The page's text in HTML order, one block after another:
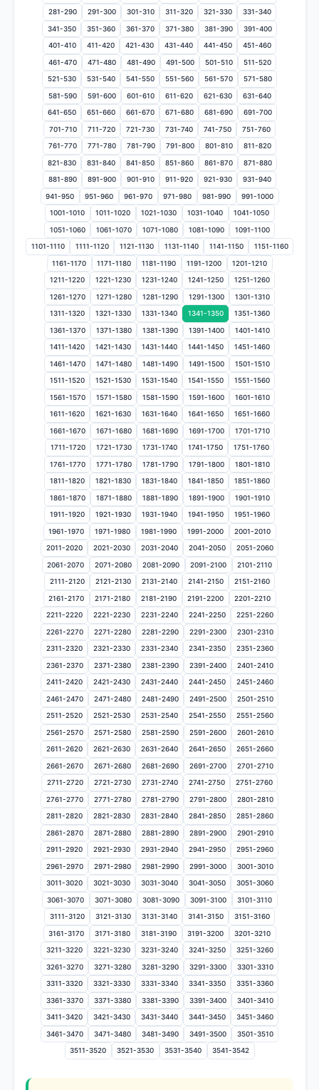
281-290 291-300 301-310 311-320 321-330 331-340
341-350 351-360 361-370 371-380 381-390 391-400
401-410 411-420 421-430 431-440 441-450 451-460
461-470 471-480 481-490 491-500 501-510 511-520
521-530 531-540 541-550 551-560 561-570 571-580
581-590 591-600 601-610 611-620 621-630 631-640
641-650 651-660 661-670 671-680 681-690 691-700
701-710 711-720 721-730 731-740 741-750 751-760
761-770 771-780 781-790 791-800 801-810 811-820
821-830 831-840 841-850 851-860 861-870 871-880
881-890 891-900 901-910 911-920 921-930 931-940
941-950 951-960 961-970 971-980 981-990 991-1000
1001-1010 1011-1020 1021-1030 1031-1040 1041-1050
1051-1060 1061-1070 1071-1080 1081-1090 1091-1100
1101-1110 1111-1120 1121-1130 1131-1140 1141-1150 1151-1160
1161-1170 1171-1180 1181-1190 1191-1200 1201-1210
1211-1220 1221-1230 1231-1240 1241-1250 1251-1260
1261-1270 1271-1280 1281-1290 1291-1300 1301-1310
1311-1320 1321-1330 1331-1340 1341-1350 1351-1360
1361-1370 1371-1380 1381-1390 1391-1400 1401-1410
1411-1420 1421-1430 1431-1440 1441-1450 1451-1460
1461-1470 1471-1480 1481-1490 1491-1500 1501-1510
1511-1520 1521-1530 1531-1540 1541-1550 1551-1560
1561-1570 1571-1580 1581-1590 1591-1600 1601-1610
1611-1620 1621-1630 1631-1640 1641-1650 1651-1660
1661-1670 1671-1680 1681-1690 1691-1700 1701-1710
1711-1720 1721-1730 1731-1740 1741-1750 1751-1760
1761-1770 1771-1780 1781-1790 1791-1800 1801-1810
1811-1820 1821-1830 1831-1840 1841-1850 1851-1860
1861-1870 1871-1880 1881-1890 1891-1900 1901-1910
1911-1920 1921-1930 1931-1940 1941-1950 1951-1960
1961-1970 1971-1980 1981-1990 1991-2000 2001-2010
2011-2020 2021-2030 2031-2040 2041-2050 2051-2060
2061-2070 2071-2080 2081-2090 2091-2100 2101-2110
2111-2120 2121-2130 2131-2140 2141-2150 2151-2160
2161-2170 2171-2180 2181-2190 2191-2200 2201-2210
2211-2220 2221-2230 2231-2240 2241-2250 2251-2260
2261-2270 2271-2280 2281-2290 2291-2300 2301-2310
2311-2320 2321-2330 2331-2340 2341-2350 2351-2360
2361-2370 2371-2380 2381-2390 2391-2400 2401-2410
2411-2420 2421-2430 2431-2440 2441-2450 2451-2460
2461-2470 2471-2480 2481-2490 2491-2500 2501-2510
2511-2520 2521-2530 2531-2540 2541-2550 2551-2560
2561-2570 2571-2580 2581-2590 2591-2600 2601-2610
2611-2620 2621-2630 2631-2640 2641-2650 2651-2660
2661-2670 2671-2680 2681-2690 2691-2700 2701-2710
2711-2720 2721-2730 2731-2740 2741-2750 2751-2760
2761-2770 2771-2780 2781-2790 2791-2800 2801-2810
2811-2820 2821-2830 2831-2840 2841-2850 2851-2860
2861-2870 2871-2880 2881-2890 2891-2900 2901-2910
2911-2920 2921-2930 2931-2940 2941-2950 2951-2960
2961-2970 2971-2980 2981-2990 2991-3000 3001-3010
3011-3020 3021-3030 3031-3040 3041-3050 3051-3060
3061-3070 3071-3080 3081-3090 3091-3100 3101-3110
3111-3120 3121-3130 3131-3140 3141-3150 3151-3160
3161-3170 3171-3180 3181-3190 3191-3200 3201-3210
3211-3220 3221-3230 3231-3240 3241-3250 3251-3260
3261-3270 3271-3280 3281-3290 3291-3300 3301-3310
3311-3320 3321-3330 3331-3340 3341-3350 3351-3360
3361-3370 3371-3380 3381-3390 3391-3400 3401-3410
3411-3420 3421-3430 3431-3440 3441-3450 3451-3460
3461-3470 3471-3480 3481-3490 3491-3500 3501-3510
3511-3520 3521-3530 3531-3540 3541-3542